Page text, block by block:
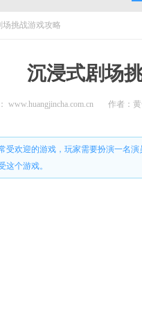
场挑战游戏攻略
沉浸式剧场
www.huangjincha.com.cn 作者：
受欢迎的游戏，玩家需要扮演一名
这个游戏。